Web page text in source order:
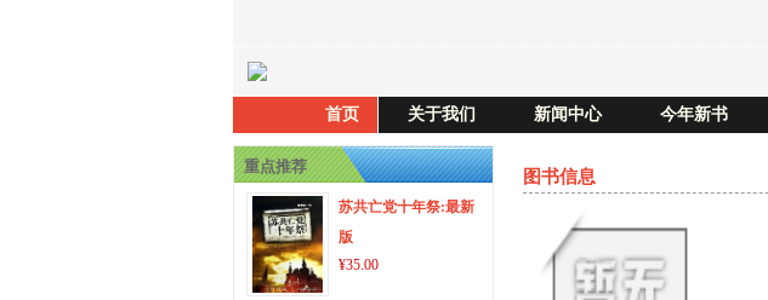
首页 关于我们 新闻中心 今年新书
重点推荐
苏共亡党十年祭:最新
版
¥35.00
图书信息